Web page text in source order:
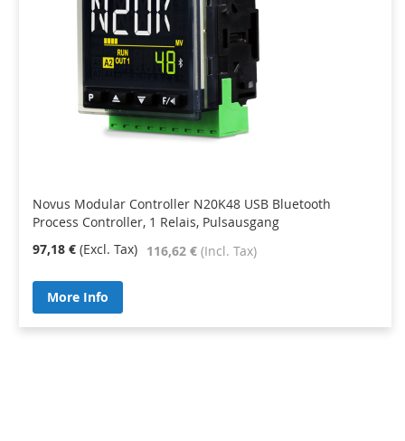
Novus Modular Controller N20K48 USB Bluetooth
Process Controller, 1 Relais, Pulsausgang
116,62 €
97,18 €
More Info